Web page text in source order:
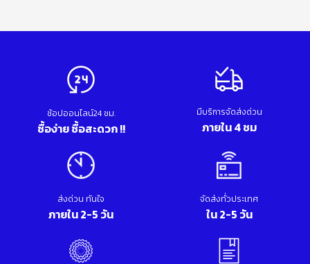
ช้อปออนไลน์24 ชม.
ซื้อง่าย ซื้อสะดวก !!
มีบริการจัดส่งด่วน
ภายใน 4 ชม
ส่งด่วน ทันใจ
ภายใน 2-5 วัน
จัดส่งทั่วประเทศ
ใน 2-5 วัน